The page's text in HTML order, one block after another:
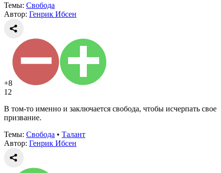
Темы: Свобода
Автор: Генрик Ибсен
+8
12
В том-то именно и заключается свобода, чтобы исчерпать свое
призвание.
Темы: Свобода • Талант
Автор: Генрик Ибсен